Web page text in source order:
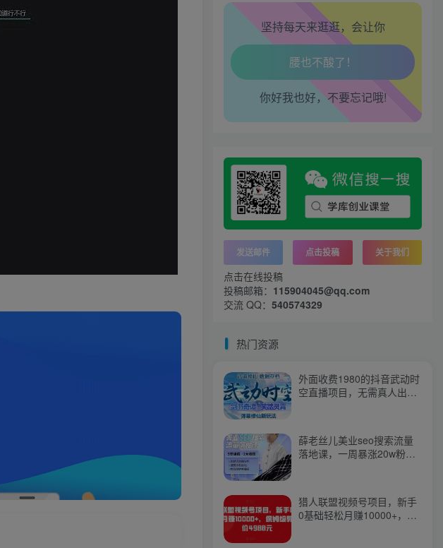
坚持每天来逛逛，会让你
走路也有劲了！
腿也不痛了！
腰也不酸了！
你好我也好，不要忘记哦!
发送邮件 点击投稿 关于我们
点击在线投稿
投稿邮箱： 115904045@qq.com
交流 QQ： 540574329
热门资源
外面收费1980的抖音武动时
空直播项目，无需真人出
薛老丝儿美业seo搜索流量
落地课，一周暴涨20w粉
猎人联盟视频号项目，新手
0基础轻松月赚10000+，保